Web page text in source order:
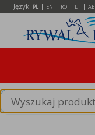
Język: PL | EN | RO | LT | AE